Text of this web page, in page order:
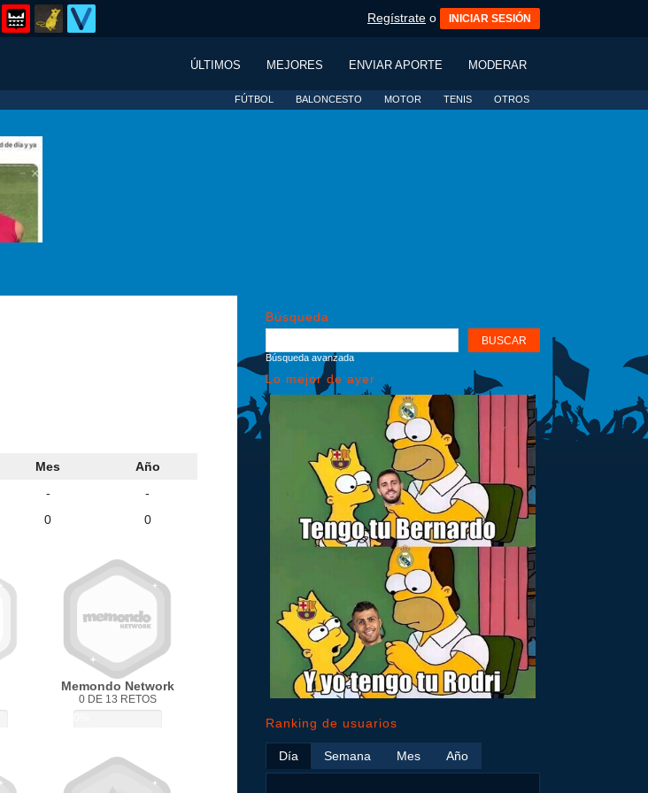
Regístrate o INICIAR SESIÓN
ÚLTIMOS MEJORES ENVIAR APORTE MODERAR
FÚTBOL BALONCESTO MOTOR TENIS OTROS
Mes
Año
-
-
0 0
Memondo Network
0 DE 13 RETOS
Búsqueda
Búsqueda avanzada
Lo mejor de ayer
Ranking de usuarios
Día Semana Mes Año